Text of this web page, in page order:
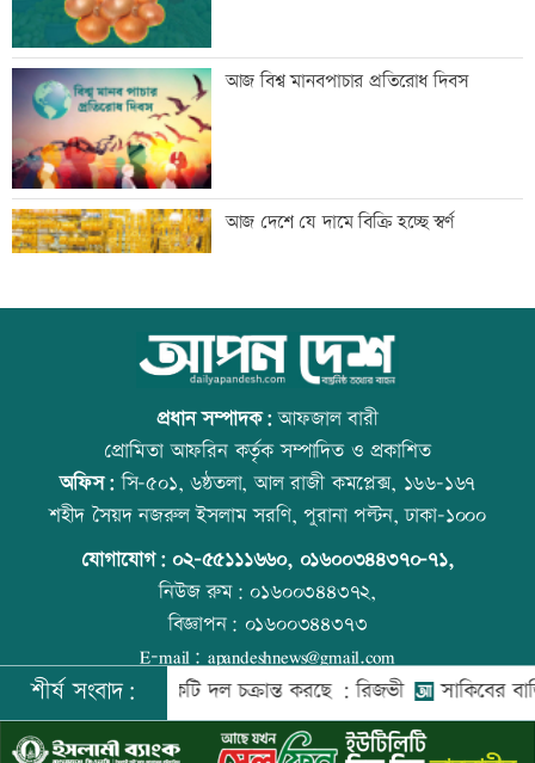
শব্দদূষণে সর্বোচ্চ ২ বছরের জেল
মেয়েকে নিয়ে বাবার কবরে শ্রদ্ধা ডা.
জুবাইদার
রাষ্ট্রবিরোধী তৎপরতায় ৪০৪ শিক্ষক, ইবি
জিয়া পরিষদের নিন্দা
২৩তম রাষ্ট্রপতি নির্বাচন ২০ আগস্ট: ইসি
ভিসা নিয়ে প্রতারণা, ভারতীয় হাইকমিশনের
সতর্কবার্তা
আজ বিশ্ব মানবপাচার প্রতিরোধ দিবস
আজ দেশে যে দামে বিক্রি হচ্ছে স্বর্ণ
আজ বিশ্ব বন্ধু দিবস
প্রতিমন্ত্রীকে ঘিরে ভাইরাল ভিডিওতে ছবি
জুড়ে অপপ্রচার: এলিন
বিশ্ব মাতৃদুগ্ধ দিবস আজ
প্রধান সম্পাদক:আফজাল বারী
প্রোমিতা আফরিন কর্তৃক সম্পাদিত ও প্রকাশিত
অফিস:সি-৫০১, ৬ষ্ঠতলা, আল রাজী কমপ্লেক্স, ১৬৬-১৬৭
শহীদ সৈয়দ নজরুল ইসলাম সরণি, পুরানা পল্টন, ঢাকা-১০০০
যোগাযোগ: ০২-৫৫১১১৬৬০, ০১৬০০৩৪৪৩৭০-৭১,
নিউজ রুম:০১৬০০৩৪৪৩৭২,
বিজ্ঞাপন: ০১৬০০৩৪৪৩৭৩
E-mail: apandeshnews@gmail.com
©২০২৬ |আপন দেশ ডটকমকর্তৃক সর্বসত্ব ® সংরক্ষিত | উন্নয়নে
ইমিথমেকারস.কম
শীর্ষ সংবাদ:
বিরুদ্ধে একটি দল চক্রান্ত করছে : রিজভী সাকিবের বাড়িতে